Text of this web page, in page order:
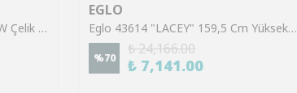
Eglo 75321 "ALAMEDA" 1X4,5W Çelik Nikel Mat Sıva Üstü Spot
EGLO
Eglo 43614 "LACEY" 159,5 Cm Yüksekliğinde Çelik, Ahşap Köşe Lambası Lambader
%70
₺ 24,166.00
₺ 7,141.00